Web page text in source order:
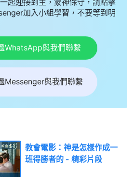
加入小組學習，不要等到明
WhatsApp與我們聯繫
Messenger與我們聯繫
教會電影：神是怎樣作成一
班得勝者的 - 精彩片段